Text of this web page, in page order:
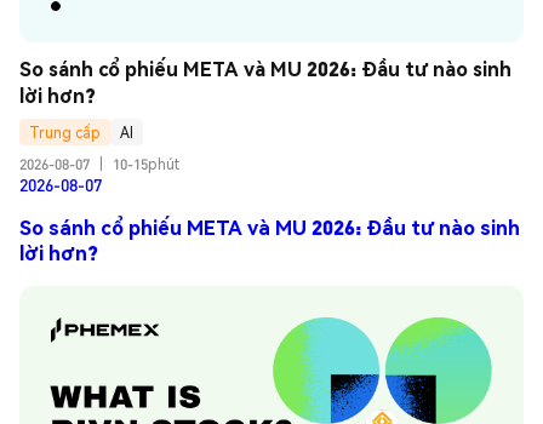
So sánh cổ phiếu META và MU 2026: Đầu tư nào sinh
lời hơn?
Trung cấp
AI
2026-08-07
10-15phút
2026-08-07
So sánh cổ phiếu META và MU 2026: Đầu tư nào sinh
lời hơn?